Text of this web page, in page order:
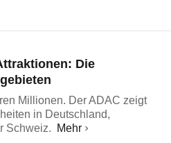
Die
Millionen. Der ADAC zeigt
in Deutschland,
Schweiz.
Mehr